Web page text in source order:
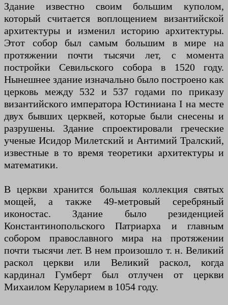
Здание известно своим большим куполом,
который считается воплощением византийской
архитектуры и изменил историю архитектуры.
Этот собор был самым большим в мире на
протяжении почти тысячи лет, с момента
постройки Севильского собора в 1520 году.
Нынешнее здание изначально было построено как
церковь между 532 и 537 годами по приказу
византийского императора Юстиниана I на месте
двух бывших церквей, которые были снесены и
разрушены. Здание спроектировали греческие
ученые Исидор Милетский и Антимий Тралский,
известные в то время теоретики архитектуры и
математики.
В церкви хранится большая коллекция святых
мощей, а также 49-метровый серебряный
иконостас. Здание было резиденцией
Константинопольского Патриарха и главным
собором православного мира на протяжении
почти тысячи лет. В нем произошло т. н. Великий
раскол церкви или Великий раскол, когда
кардинал Гумберт был отлучен от церкви
Михаилом Керуларием в 1054 году.